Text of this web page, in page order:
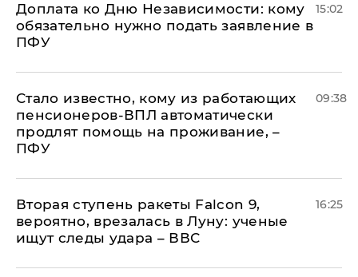
Доплата ко Дню Независимости: кому
обязательно нужно подать заявление в
ПФУ
15:02
Стало известно, кому из работающих
пенсионеров-ВПЛ автоматически
продлят помощь на проживание, –
ПФУ
09:38
Вторая ступень ракеты Falcon 9,
вероятно, врезалась в Луну: ученые
ищут следы удара – ВВС
16:25